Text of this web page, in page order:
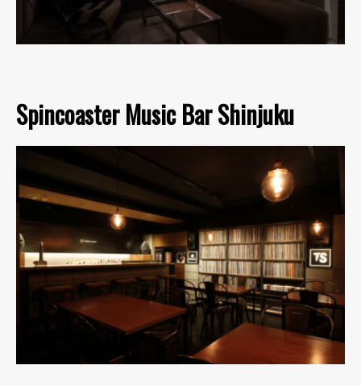
Spincoaster Music Bar Shinjuku